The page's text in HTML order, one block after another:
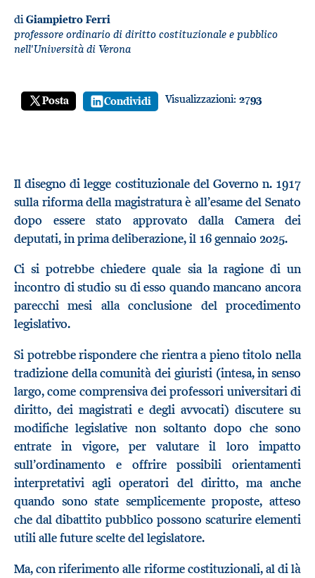
diGiampietro Ferri
professore ordinario di diritto costituzionale e pubblico
nell'Università di Verona
Posta Condividi Visualizzazioni: 2793
Il disegno di legge costituzionale del Governo n. 1917
sulla riforma della magistratura è all’esame del Senato
dopo essere stato approvato dalla Camera dei
deputati, in prima deliberazione, il 16 gennaio 2025.
Ci si potrebbe chiedere quale sia la ragione di un
incontro di studio su di esso quando mancano ancora
parecchi mesi alla conclusione del procedimento
legislativo.
Si potrebbe rispondere che rientra a pieno titolo nella
tradizione della comunità dei giuristi (intesa, in senso
largo, come comprensiva dei professori universitari di
diritto, dei magistrati e degli avvocati) discutere su
modifiche legislative non soltanto dopo che sono
entrate in vigore, per valutare il loro impatto
sull’ordinamento e offrire possibili orientamenti
interpretativi agli operatori del diritto, ma anche
quando sono state semplicemente proposte, atteso
che dal dibattito pubblico possono scaturire elementi
utili alle future scelte del legislatore.
Ma, con riferimento alle riforme costituzionali, al di là